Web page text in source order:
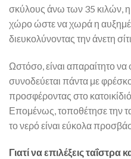
σκύλους άνω των 35 κιλών, η
χώρο ώστε να χωρά η
διευκολύνοντας την άνετη
Ωστόσο, είναι απαραίτητο να
συνοδεύεται πάντα με
προσφέροντας στο
Επομένως, τοποθέτησε την
το νερό είναι εύκολα
Γιατί να επιλέξεις ταΐστρα